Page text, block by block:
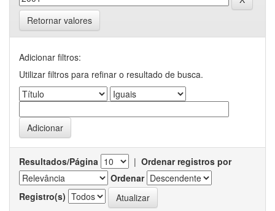
Retornar valores
Adicionar filtros:
Utilizar filtros para refinar o resultado de busca.
Resultados/Página | Ordenar registros por
Ordenar
Registro(s)